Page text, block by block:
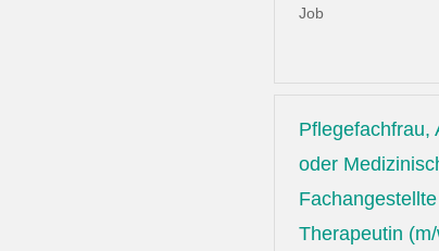
Job
Pflegefachfrau,
oder
Therapeutin